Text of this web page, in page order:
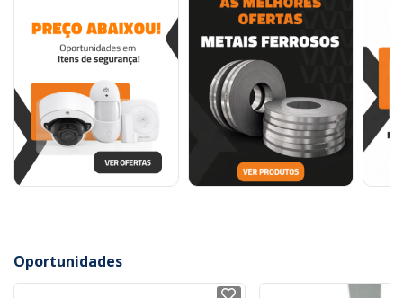
Oportunidades